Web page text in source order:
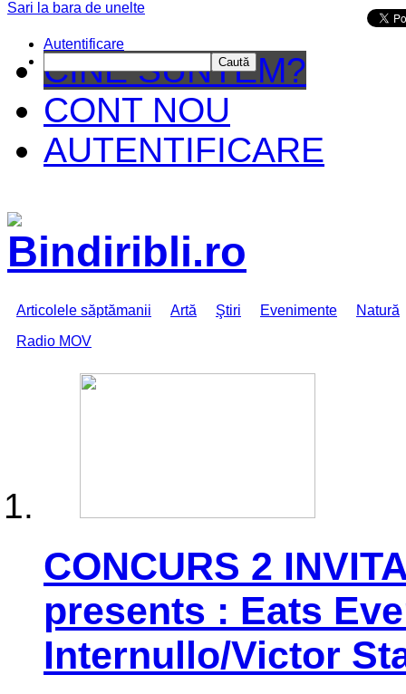
CINE SUNTEM?
CONT NOU
AUTENTIFICARE
Articolele săptămanii Artă Ştiri Evenimente
Natură
Radio MOV
CONCURS 2
presents : Eats
Internullo/Victor
Sari la bara de unelte
Autentificare
Caută